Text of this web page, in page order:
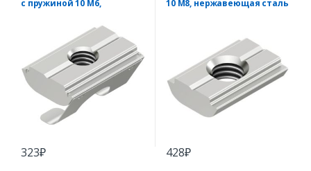
с пружиной 10 M6,
323₽
10 M8, нержавеющая сталь
428₽